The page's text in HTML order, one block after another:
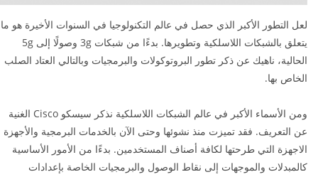
لعل التطور الأكبر الذي حصل في عالم التكنولوجيا في السنوات الأخيرة هو ما
يتعلق بالشبكات اللاسلكية وتطويرها. بدءًا من شبكات 3g وصولًا إلى 5g
الحالية، ناهيك عن ذكر تطور البروتوكولات والبرمجيات وبالتالي العتاد الصلب
الخاص بها.
ومن الأسماء الأكبر في عالم الشبكات اللاسلكية نذكر سيسكو Cisco الغنية
عن التعريف. فقد تميزت منذ نشوئها وحتى الآن بالخدمات البرمجية والأجهزة
الاجهزة التي طرحتها لكافة أصناف المستخدمين. بدءًا من الأمور الأساسية
كالمبدلات والموجهات إلى نقاط الوصول والبرمجيات الخاصة بإعدادات